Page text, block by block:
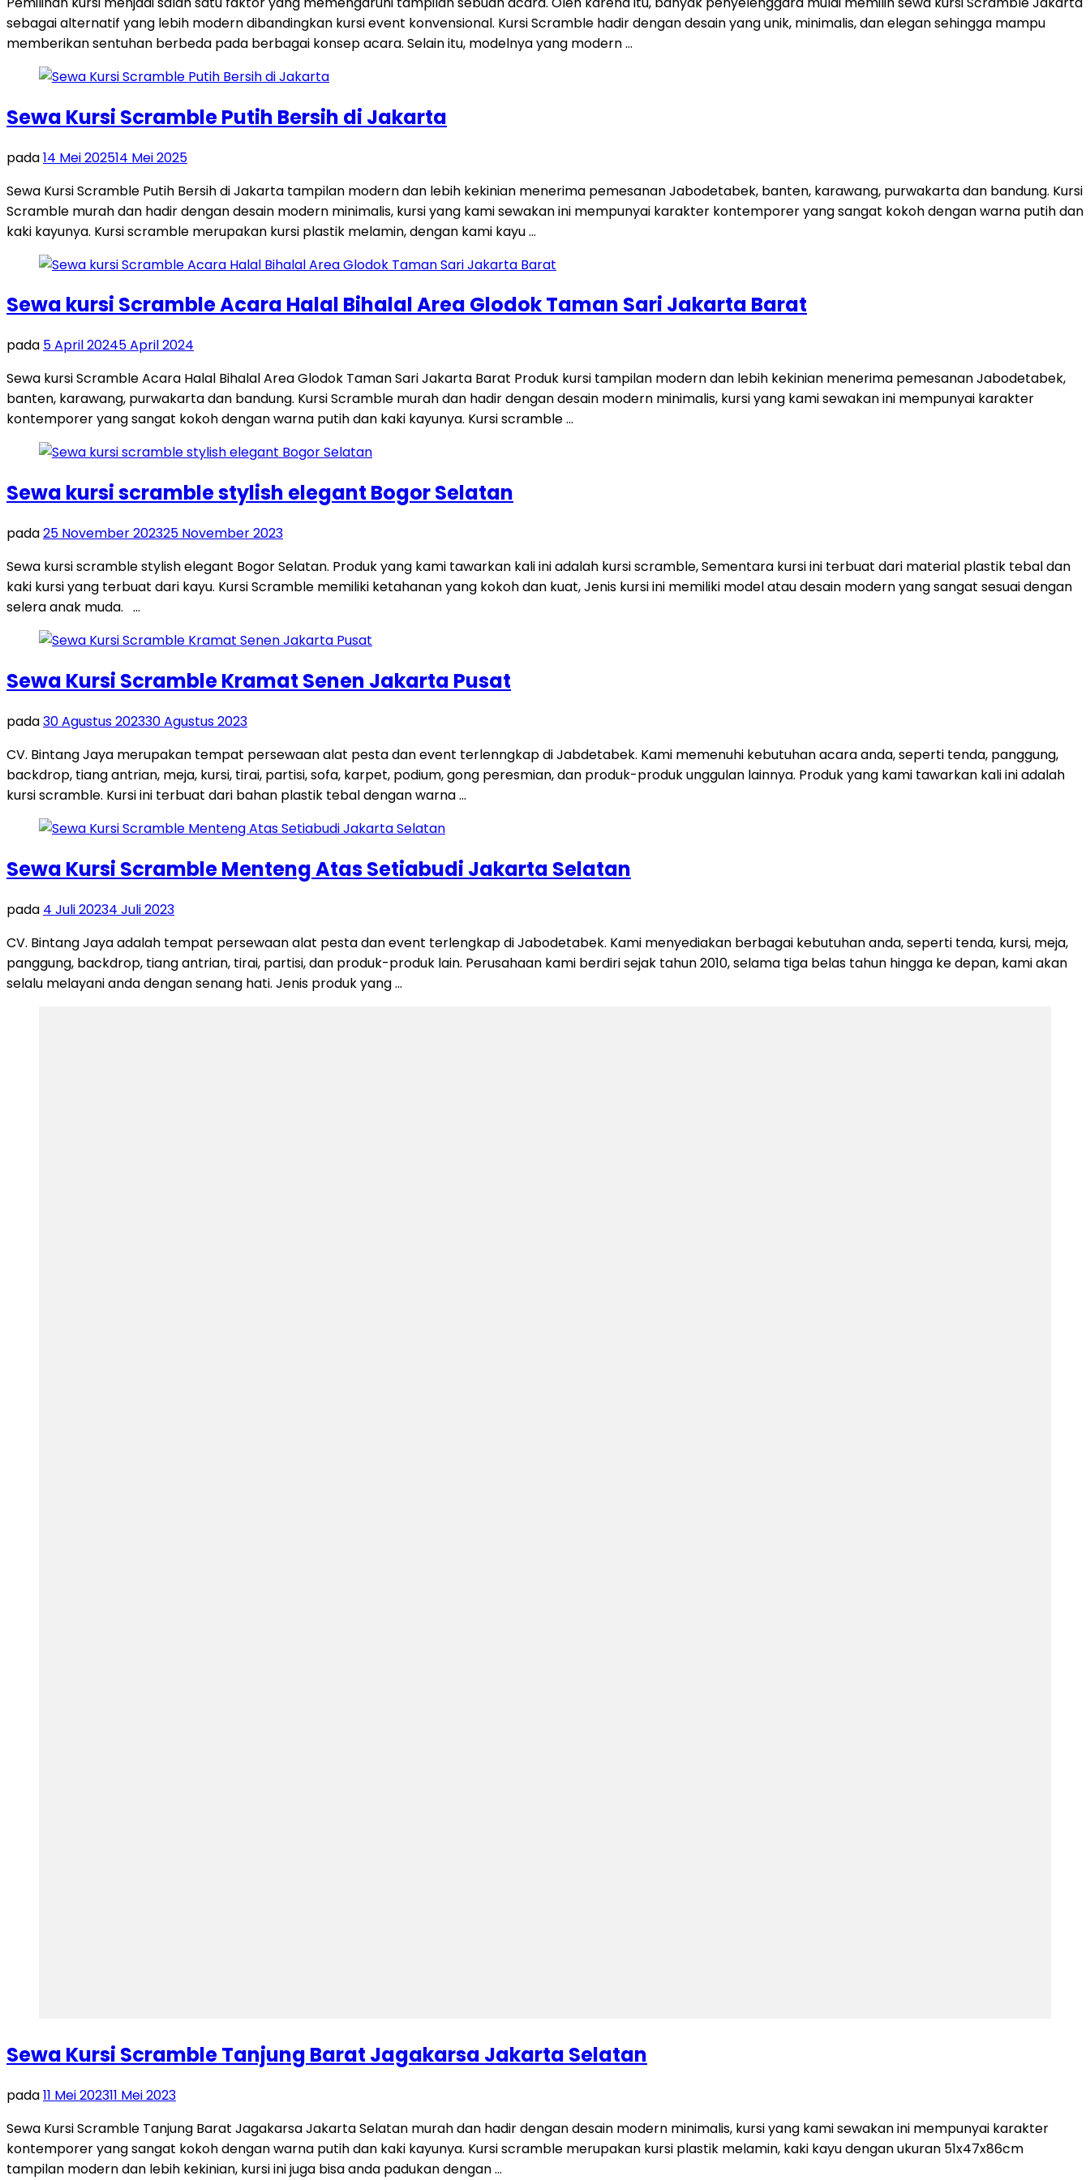
sebagai alternatif yang lebih modern dibandingkan kursi event konvensional. Kursi Scramble hadir dengan desain yang unik, minimalis, dan elegan sehingga mampu
memberikan sentuhan berbeda pada berbagai konsep acara. Selain itu, modelnya yang modern …
Sewa Kursi Scramble Putih Bersih di Jakarta
pada14 Mei 202514 Mei 2025
Sewa Kursi Scramble Putih Bersih di Jakarta tampilan modern dan lebih kekinian menerima pemesanan Jabodetabek, banten, karawang, purwakarta dan bandung. Kursi
Scramble murah dan hadir dengan desain modern minimalis, kursi yang kami sewakan ini mempunyai karakter kontemporer yang sangat kokoh dengan warna putih dan
kaki kayunya. Kursi scramble merupakan kursi plastik melamin, dengan kami kayu …
Sewa kursi Scramble Acara Halal Bihalal Area Glodok Taman Sari Jakarta Barat
pada 5 April 20245 April 2024
Sewa kursi Scramble Acara Halal Bihalal Area Glodok Taman Sari Jakarta Barat Produk kursi tampilan modern dan lebih kekinian menerima pemesanan Jabodetabek,
banten, karawang, purwakarta dan bandung. Kursi Scramble murah dan hadir dengan desain modern minimalis, kursi yang kami sewakan ini mempunyai karakter
kontemporer yang sangat kokoh dengan warna putih dan kaki kayunya. Kursi scramble …
Sewa kursi scramble stylish elegant Bogor Selatan
pada25 November 202325 November 2023
Sewa kursi scramble stylish elegant Bogor Selatan. Produk yang kami tawarkan kali ini adalah kursi scramble, Sementara kursi ini terbuat dari material plastik tebal dan
kaki kursi yang terbuat dari kayu. Kursi Scramble memiliki ketahanan yang kokoh dan kuat, Jenis kursi ini memiliki model atau desain modern yang sangat sesuai dengan
selera anak muda. …
Sewa Kursi Scramble Kramat Senen Jakarta Pusat
pada30 Agustus 202330 Agustus 2023
CV. Bintang Jaya merupakan tempat persewaan alat pesta dan event terlenngkap di Jabdetabek. Kami memenuhi kebutuhan acara anda, seperti tenda, panggung,
backdrop, tiang antrian, meja, kursi, tirai, partisi, sofa, karpet, podium, gong peresmian, dan produk-produk unggulan lainnya. Produk yang kami tawarkan kali ini adalah
kursi scramble. Kursi ini terbuat dari bahan plastik tebal dengan warna …
Sewa Kursi Scramble Menteng Atas Setiabudi Jakarta Selatan
pada 4 Juli 20234 Juli 2023
CV. Bintang Jaya adalah tempat persewaan alat pesta dan event terlengkap di Jabodetabek. Kami menyediakan berbagai kebutuhan anda, seperti tenda, kursi, meja,
panggung, backdrop, tiang antrian, tirai, partisi, dan produk-produk lain. Perusahaan kami berdiri sejak tahun 2010, selama tiga belas tahun hingga ke depan, kami akan
selalu melayani anda dengan senang hati. Jenis produk yang …
Sewa Kursi Scramble Tanjung Barat Jagakarsa Jakarta Selatan
pada11 Mei 202311 Mei 2023
Sewa Kursi Scramble Tanjung Barat Jagakarsa Jakarta Selatan murah dan hadir dengan desain modern minimalis, kursi yang kami sewakan ini mempunyai karakter
kontemporer yang sangat kokoh dengan warna putih dan kaki kayunya. Kursi scramble merupakan kursi plastik melamin, kaki kayu dengan ukuran 51x47x86cm
tampilan modern dan lebih kekinian, kursi ini juga bisa anda padukan dengan …